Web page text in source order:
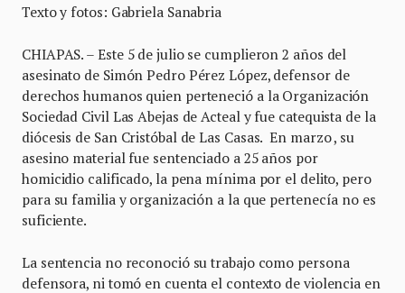
Texto y fotos: Gabriela Sanabria
CHIAPAS. – Este 5 de julio se cumplieron 2 años del
asesinato de Simón Pedro Pérez López, defensor de
derechos humanos quien perteneció a la Organización
Sociedad Civil Las Abejas de Acteal y fue catequista de la
diócesis de San Cristóbal de Las Casas. En marzo , su
asesino material fue sentenciado a 25 años por
homicidio calificado, la pena mínima por el delito, pero
para su familia y organización a la que pertenecía no es
suficiente.
La sentencia no reconoció su trabajo como persona
defensora, ni tomó en cuenta el contexto de violencia en